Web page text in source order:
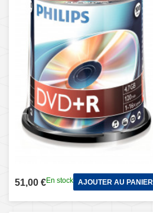
51,00 €En stock AJOUTER AU PANIER